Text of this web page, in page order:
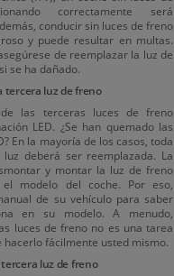
correctamente será
conducir sin luces de freno
y puede resultar en multas.
de reemplazar la luz de
se ha dañado.
tercera luz de freno
las terceras luces de freno
LED. ¿Se han quemado las
En la mayoría de los casos, toda
deberá ser reemplazada. La
y montar la luz de freno
modelo del coche. Por eso,
de su vehículo para saber
en su modelo. A menudo,
luces de freno no es una tarea
hacerlo fácilmente usted mismo.
luz de freno